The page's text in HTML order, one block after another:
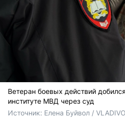
Ветеран боевых действий
институте МВД через суд
Источник: Елена Буйвол /